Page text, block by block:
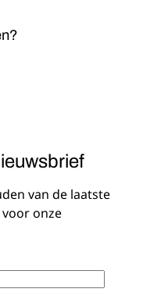
van de laatste
onze